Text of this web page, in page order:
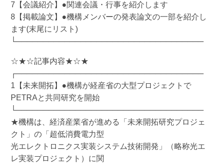
7【会議紹介】●関連会議・行事を紹介します
8【掲載論文】●機構メンバーの発表論文の一部を紹介し
ます(末尾にリスト)
└───────────────────────────────────
☆★☆記事内容★☆★
┌───────────────────────────────────
1【未来開拓】●機構が経産省の大型プロジェクトで
PETRAと共同研究を開始
└───────────────────────────────────
★機構は、経済産業省が進める「未来開拓研究プロジェ
クト」の「超低消費電力型
光エレクトロニクス実装システム技術開発」（略称光エ
レ実装プロジェクト）に関